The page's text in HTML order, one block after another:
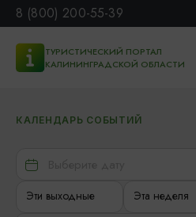
8 (800) 200-55-39
ТУРИСТИЧЕСКИЙ ПОРТАЛ
КАЛИНИНГРАДСКОЙ ОБЛАСТИ
КАЛЕНДАРЬ СОБЫТИЙ
Эти выходные Эта неделя